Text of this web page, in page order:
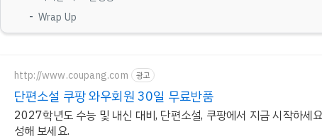
Wrap Up
http://www.coupang.com 광고
단편소설 쿠팡 와우회원 30일 무료반품
2027학년도 수능 및 내신 대비, 단편소설, 쿠팡에서 지금 시작하세
성해 보세요.